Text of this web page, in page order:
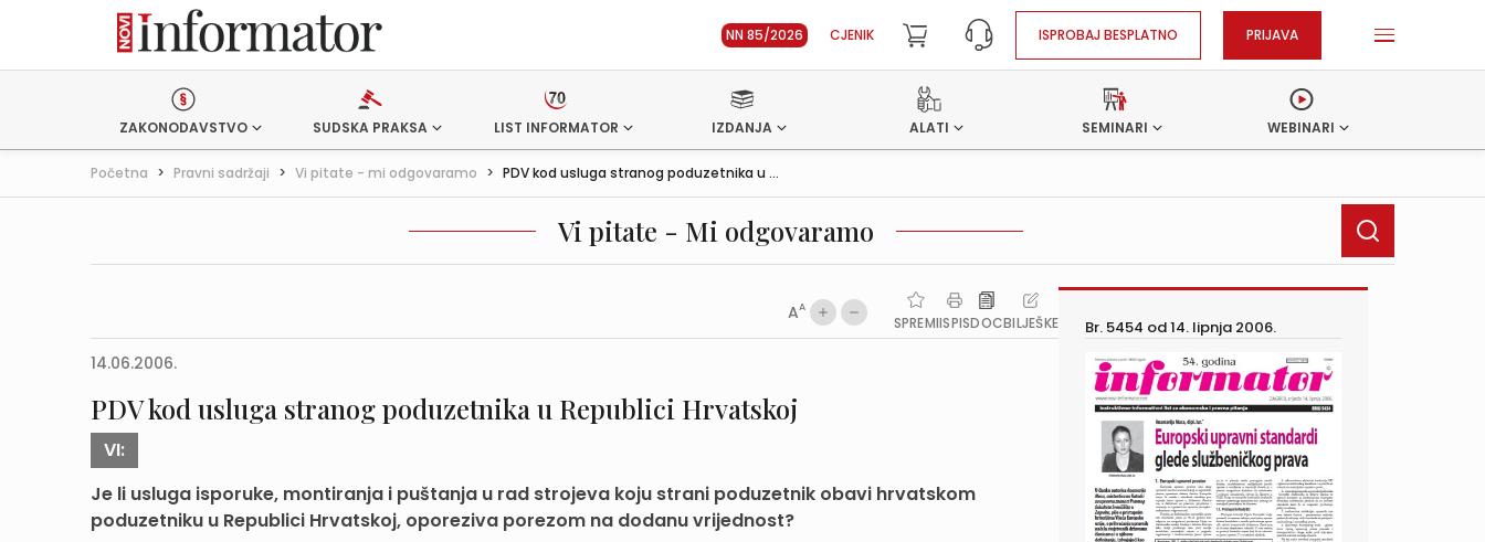
NN 85/2026 CJENIK ISPROBAJ BESPLATNO PRIJAVA
ZAKONODAVSTVO SUDSKA PRAKSA LIST INFORMATOR IZDANJA ALATI SEMINARI WEBINARI
Početna > Pravni sadržaji > Vi pitate - mi odgovaramo > PDV kod usluga stranog poduzetnika u ...
Vi pitate - Mi odgovaramo
AA
SPREMIISPISDOCBILJEŠKE
14.06.2006.
PDV kod usluga stranog poduzetnika u Republici Hrvatskoj
VI:
Je li usluga isporuke, montiranja i puštanja u rad strojeva koju strani poduzetnik obavi hrvatskom
poduzetniku u Republici Hrvatskoj, oporeziva porezom na dodanu vrijednost?
Br. 5454 od14. lipnja 2006.